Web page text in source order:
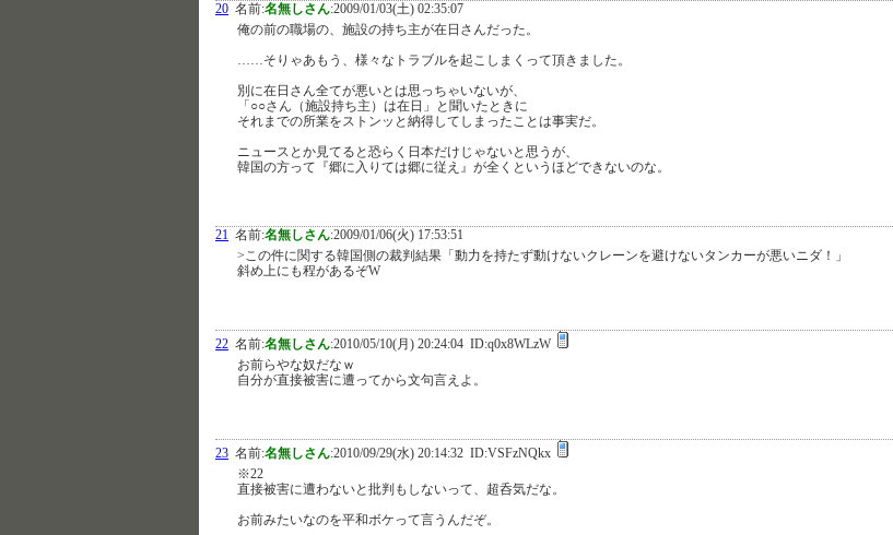
20 名前:名無しさん:2009/01/03(土) 02:35:07
俺の前の職場の、施設の持ち主が在日さんだった。
……そりゃあもう、様々なトラブルを起こしまくって頂きました。
別に在日さん全てが悪いとは思っちゃいないが、
「○○さん（施設持ち主）は在日」と聞いたときに
それまでの所業をストンッと納得してしまったことは事実だ。
ニュースとか見てると恐らく日本だけじゃないと思うが、
韓国の方って『郷に入りては郷に従え』が全くというほどできないのな。
21 名前:名無しさん:2009/01/06(火) 17:53:51
>この件に関する韓国側の裁判結果「動力を持たず動けないクレーンを避けないタンカーが悪いニダ！」
斜め上にも程があるぞW
22 名前:名無しさん:2010/05/10(月) 20:24:04 ID:q0x8WLzW
お前らやな奴だなｗ
自分が直接被害に遭ってから文句言えよ。
23 名前:名無しさん:2010/09/29(水) 20:14:32 ID:VSFzNQkx
※22
直接被害に遭わないと批判もしないって、超呑気だな。
お前みたいなのを平和ボケって言うんだぞ。